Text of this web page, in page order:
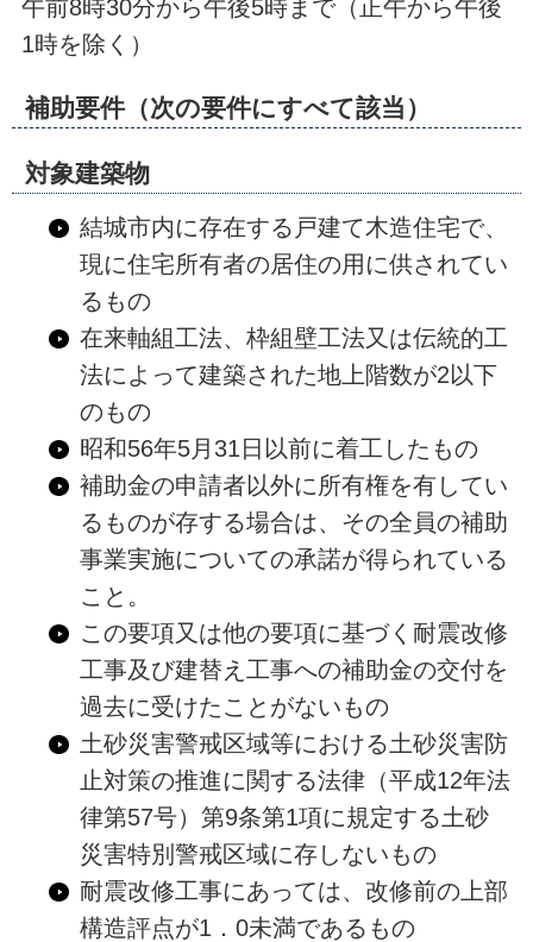
午前8時30分から午後5時まで（正午から午後
1時を除く）
補助要件（次の要件にすべて該当）
対象建築物
結城市内に存在する戸建て木造住宅で、
現に住宅所有者の居住の用に供されてい
るもの
在来軸組工法、枠組壁工法又は伝統的工
法によって建築された地上階数が2以下
のもの
昭和56年5月31日以前に着工したもの
補助金の申請者以外に所有権を有してい
るものが存する場合は、その全員の補助
事業実施についての承諾が得られている
こと。
この要項又は他の要項に基づく耐震改修
工事及び建替え工事への補助金の交付を
過去に受けたことがないもの
土砂災害警戒区域等における土砂災害防
止対策の推進に関する法律（平成12年法
律第57号）第9条第1項に規定する土砂
災害特別警戒区域に存しないもの
耐震改修工事にあっては、改修前の上部
構造評点が1．0未満であるもの